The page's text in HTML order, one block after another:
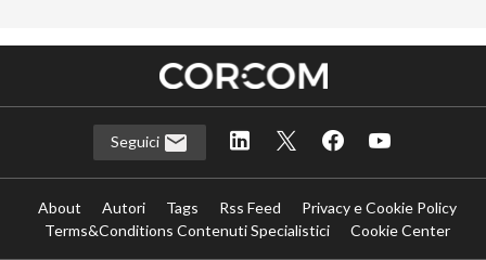
Seguici
About Autori Tags Rss Feed
Privacy e Cookie Policy
Terms&Conditions Contenuti Specialistici
Cookie Center